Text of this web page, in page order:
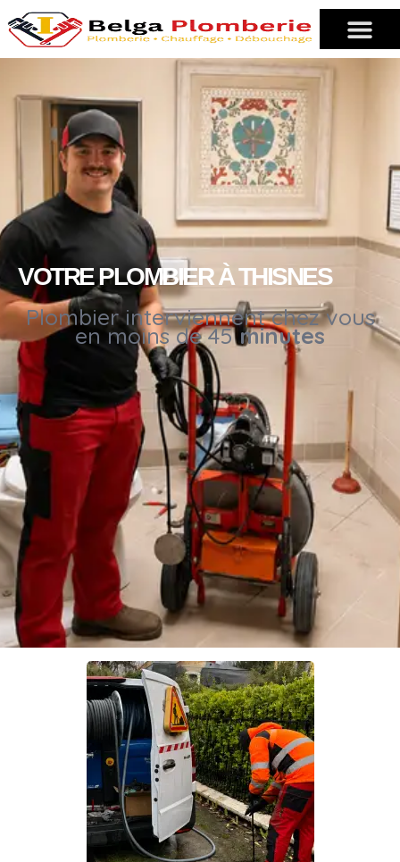
VOTRE PLOMBIER À THISNES
Plombier interviennent chez vous
en moins de 45minutes